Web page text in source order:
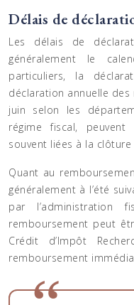
Délais de
Les délais de
généralement le
particuliers, la
déclaration annuelle
juin selon les
régime fiscal, peuvent
souvent liées à la
Quant au
généralement à l’été
par l’administration
remboursement peut
Crédit d’Impôt
remboursement